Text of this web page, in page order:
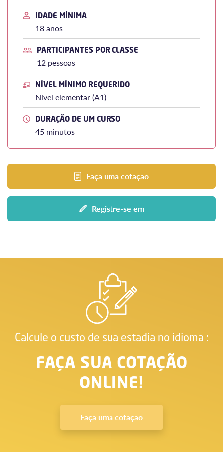
IDADE MÍNIMA
18 anos
PARTICIPANTES POR CLASSE
12 pessoas
NÍVEL MÍNIMO REQUERIDO
Nível elementar (A1)
DURAÇÃO DE UM CURSO
45 minutos
Faça uma cotação
Registre-se em
Calcule o custo de sua estadia no idioma :
FAÇA SUA COTAÇÃO
ONLINE!
Faça uma cotação